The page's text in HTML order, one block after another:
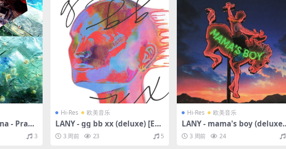
- Pray f
‘The
by Ian
3
Hi-Res 欧美音乐
LANY - gg bb xx (deluxe) [Exp
licit]（2021/FLAC/分轨/728
M）(24bit/44.1kHz)
3 周前 23 5
Hi-Res 欧美音乐
LANY - mama's boy (deluxe)
（2021/FLAC/分轨/738M）(24
bit/48kHz)
3 周前 24